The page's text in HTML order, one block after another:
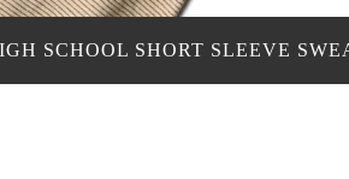
SCHOOL SHORT SLEEVE